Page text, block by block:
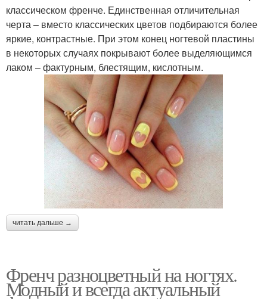
классическом френче. Единственная отличительная
черта – вместо классических цветов подбираются более
яркие, контрастные. При этом конец ногтевой пластины
в некоторых случаях покрывают более выделяющимся
лаком – фактурным, блестящим, кислотным.
читать дальше →
Френч разноцветный на ногтях.
Модный и всегда актуальный